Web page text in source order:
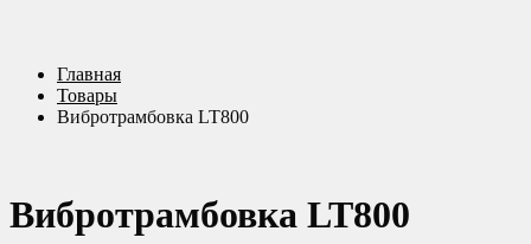
Главная
Товары
Вибротрамбовка LT800
Вибротрамбовка LT800